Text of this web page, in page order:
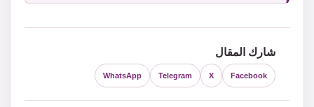
شارك المقال
Facebook
X
Telegram
WhatsApp